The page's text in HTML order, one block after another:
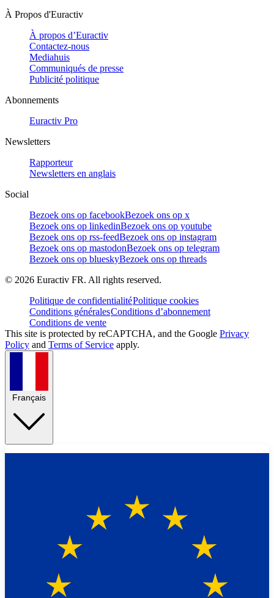
À Propos d'Euractiv
À propos d’Euractiv
Contactez-nous
Mediahuis
Communiqués de presse
Publicité politique
Abonnements
Euractiv Pro
Newsletters
Rapporteur
Newsletters en anglais
Social
Bezoek ons op facebookBezoek ons op x
Bezoek ons op linkedinBezoek ons op youtube
Bezoek ons op rss-feedBezoek ons op instagram
Bezoek ons op mastodonBezoek ons op telegram
Bezoek ons op blueskyBezoek ons op threads
© 2026 Euractiv FR. All rights reserved.
Politique de confidentialitéPolitique cookies
Conditions généralesConditions d’abonnement
Conditions de vente
This site is protected by reCAPTCHA, and the Google Privacy
Policy and Terms of Service apply.
Français